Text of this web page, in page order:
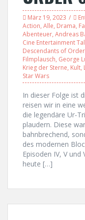
März 19, 2023
Action, Alle, Drama,
Abenteuer, Andreas
Cine Entertainment
Descendants of
Filmplausch, George
Krieg der Sterne, Kult,
Star Wars
In dieser Folge ist
reisen wir in eine
die legendäre Ur-
plaudern. Diese
bahnbrechend,
des modernen
Episoden IV, V und
heute […]